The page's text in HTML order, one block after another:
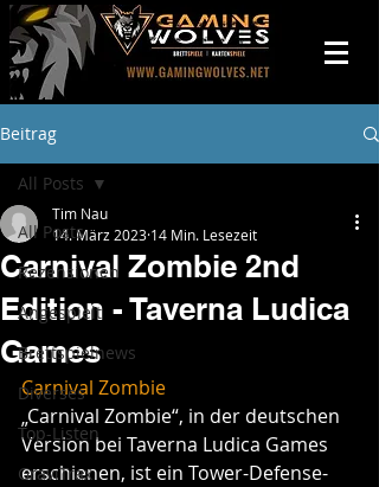
Beitrag
All Posts
Rezensionen
Angespielt
Brettspielnews
Diverses
Top-Listen
GraviTrax
All Posts
Carnival Zombie 2nd
Edition - Taverna Ludica
Games
Tim Nau
14. März 2023 14 Min. Lesezeit
Carnival Zombie
„Carnival Zombie“, in der deutschen
Version bei Taverna Ludica Games
erschienen, ist ein Tower-Defense-